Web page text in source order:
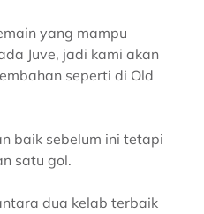
yang mampu
Juve, jadi kami akan
seperti di Old
baik sebelum ini tetapi
satu gol.
dua kelab terbaik